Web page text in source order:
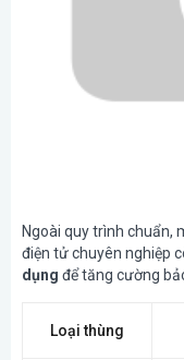
Ngoài quy trình chuẩn,
điện tử chuyên nghiệp
dụng để tăng cường
Loại thùng